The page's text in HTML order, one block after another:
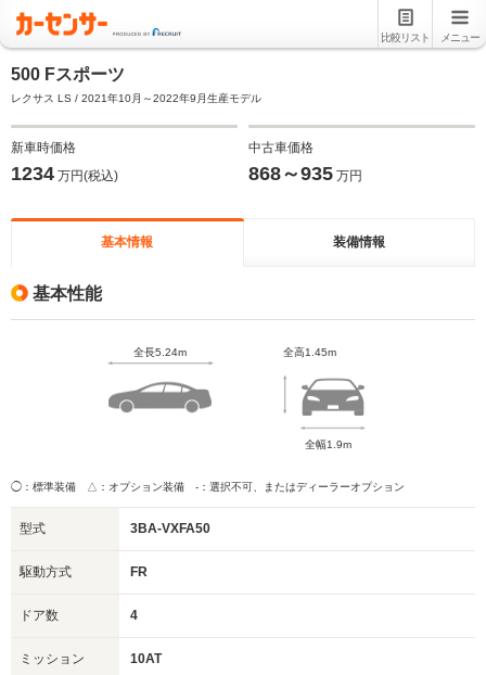
比較リスト メニュー
500 Fスポーツ
レクサス LS / 2021年10月～2022年9月生産モデル
新車時価格
1234 万円(税込)
中古車価格
868～935 万円
基本情報 装備情報
基本性能
全長5.24m 全高1.45m
全幅1.9m
◯：標準装備 △：オプション装備 -：選択不可、またはディーラーオプション
型式 3BA-VXFA50
駆動方式 FR
ドア数 4
ミッション 10AT